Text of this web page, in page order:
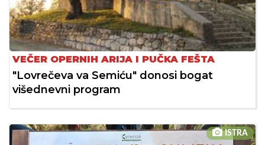
VEČER OPERNIH ARIJA I PUČKA FEŠTA
"Lovrečeva va Semiću" donosi bogat
višednevni program
ISTRA